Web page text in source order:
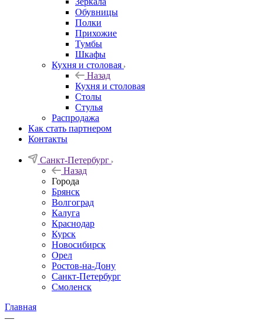
Обувницы
Полки
Прихожие
Тумбы
Шкафы
Кухня и столовая
Назад
Кухня и столовая
Столы
Стулья
Распродажа
Как стать партнером
Контакты
Санкт-Петербург
Назад
Города
Брянск
Волгоград
Калуга
Краснодар
Курск
Новосибирск
Орел
Ростов-на-Дону
Санкт-Петербург
Смоленск
Главная
—